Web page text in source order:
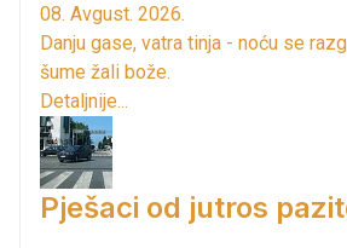
08. Avgust. 2026.
Danju gase, vatra tinja - noću se
šume žali bože.
Detaljnije...
Pješaci od jutros